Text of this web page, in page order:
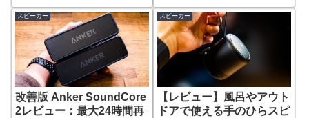
カー
用もオススメなモバイルス
ピーカー
スピーカー
改善版 Anker SoundCore
2レビュー：最大24時間再
スピーカー
【レビュー】風呂やアウト
ドアで使える手のひらスピ